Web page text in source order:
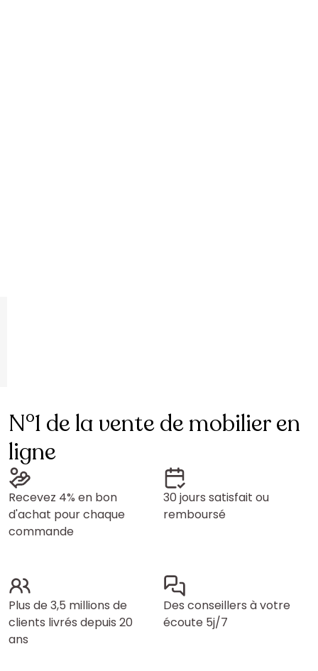
N°1 de la vente de mobilier en
ligne
Recevez 4% en bon
d'achat pour chaque
commande
30 jours satisfait ou
remboursé
Plus de 3,5 millions de
clients livrés depuis 20
ans
Des conseillers à votre
écoute 5j/7